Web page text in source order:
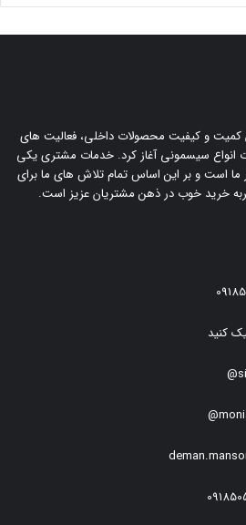
کمیت و کیفیت محصولات داخلی، فعالیت های
انواع سیسمونی آغاز کرد. خدمات مشتری یکی
ما است و بر این اساس تمام تلاش های ما برای
خرید خوب در ذهن مشتریان عزیز است.
کنید